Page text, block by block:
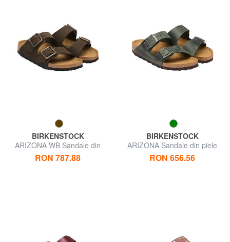
BIRKENSTOCK
ARIZONA WB Sandale din
piele
RON 787.88
BIRKENSTOCK
ARIZONA Sandale din piele
unsă
RON 656.56